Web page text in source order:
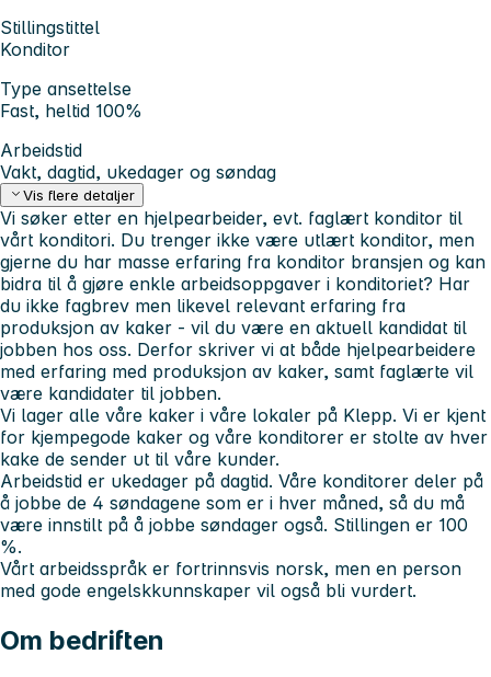
Stillingstittel
Konditor
Type ansettelse
Fast, heltid 100%
Arbeidstid
Vakt, dagtid, ukedager og søndag
Vis flere detaljer
Vi søker etter en hjelpearbeider, evt. faglært konditor til
vårt konditori. Du trenger ikke være utlært konditor, men
gjerne du har masse erfaring fra konditor bransjen og kan
bidra til å gjøre enkle arbeidsoppgaver i konditoriet? Har
du ikke fagbrev men likevel relevant erfaring fra
produksjon av kaker - vil du være en aktuell kandidat til
jobben hos oss. Derfor skriver vi at både hjelpearbeidere
med erfaring med produksjon av kaker, samt faglærte vil
være kandidater til jobben.
Vi lager alle våre kaker i våre lokaler på Klepp. Vi er kjent
for kjempegode kaker og våre konditorer er stolte av hver
kake de sender ut til våre kunder.
Arbeidstid er ukedager på dagtid. Våre konditorer deler på
å jobbe de 4 søndagene som er i hver måned, så du må
være innstilt på å jobbe søndager også. Stillingen er 100
%.
Vårt arbeidsspråk er fortrinnsvis norsk, men en person
med gode engelskkunnskaper vil også bli vurdert.
Om bedriften